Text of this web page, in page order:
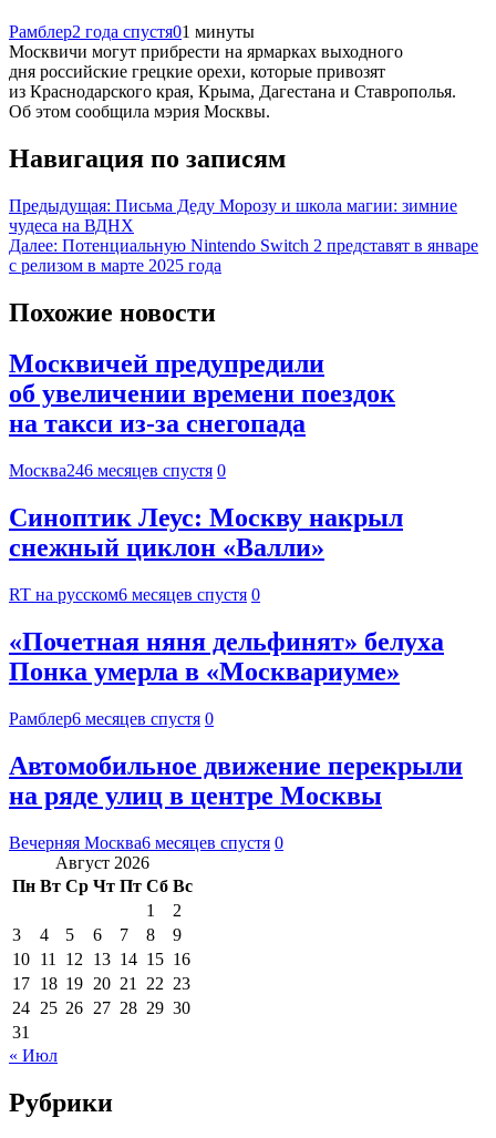
Рамблер2 года спустя01 минуты
Москвичи могут прибрести на ярмарках выходного
дня российские грецкие орехи, которые привозят
из Краснодарского края, Крыма, Дагестана и Ставрополья.
Об этом сообщила мэрия Москвы.
Навигация по записям
Предыдущая: Письма Деду Морозу и школа магии: зимние
чудеса на ВДНХ
Далее: Потенциальную Nintendo Switch 2 представят в январе
с релизом в марте 2025 года
Похожие новости
Москвичей предупредили
об увеличении времени поездок
на такси из-за снегопада
Москва246 месяцев спустя 0
Синоптик Леус: Москву накрыл
снежный циклон «Валли»
RT на русском6 месяцев спустя 0
«Почетная няня дельфинят» белуха
Понка умерла в «Москвариуме»
Рамблер6 месяцев спустя 0
Автомобильное движение перекрыли
на ряде улиц в центре Москвы
Вечерняя Москва6 месяцев спустя 0
Август 2026
Пн Вт Ср Чт Пт Сб Вс
1
2
3
4 5 6 7 8
9
10 11 12 13 14 15 16
17 18 19 20 21 22 23
24 25 26 27 28 29 30
31
« Июл
Рубрики